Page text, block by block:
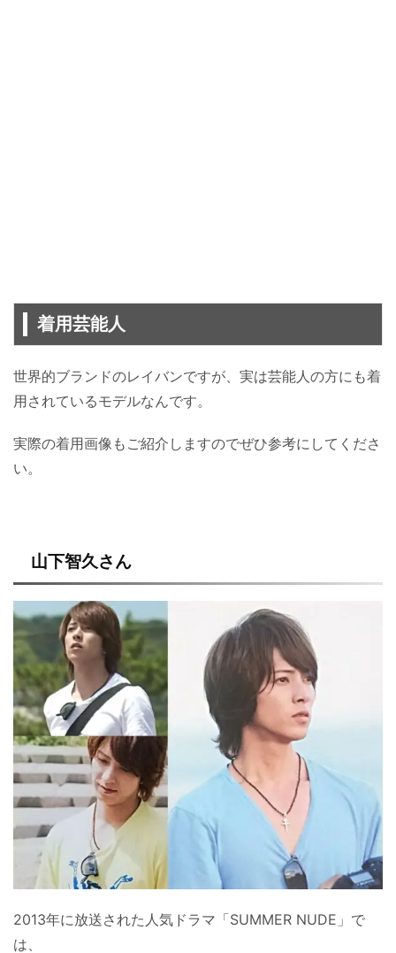
着用芸能人
世界的ブランドのレイバンですが、実は芸能人の方にも着
用されているモデルなんです。
実際の着用画像もご紹介しますのでぜひ参考にしてくださ
い。
山下智久さん
2013年に放送された人気ドラマ「SUMMER NUDE」で
は、